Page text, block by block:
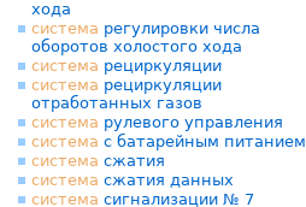
хода
система регулировки числа
оборотов холостого хода
система рециркуляции
система рециркуляции
отработанных газов
система рулевого управления
система с батарейным питанием
система сжатия
система сжатия данных
система сигнализации № 7